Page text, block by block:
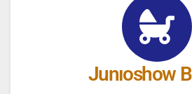
Junıoshow